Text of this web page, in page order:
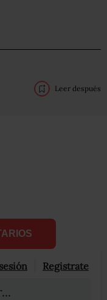
Leer después
Registrate